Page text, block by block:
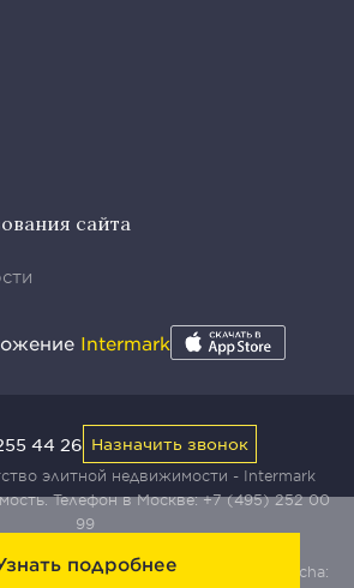
подробнее
сайта
Intermark
элитной недвижимости - Intermark
Телефон в Москве:+7 (495) 252 00
99
сервиса Yandex SmartCaptcha:
44 26 Назначить звонок